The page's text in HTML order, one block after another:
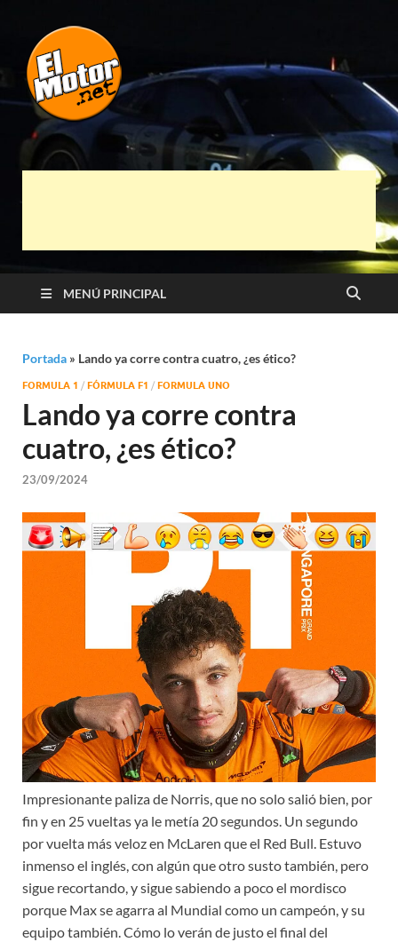
El Motor punto
Net
Automóviles
MENÚ PRINCIPAL
Portada » Lando ya corre contra cuatro, ¿es ético?
FORMULA 1 / FÓRMULA F1 / FORMULA UNO
Lando ya corre contra
cuatro, ¿es ético?
23/09/2024
Impresionante paliza de Norris, que no solo salió bien, por
fin y en 25 vueltas ya le metía 20 segundos. Un segundo
por vuelta más veloz en McLaren que el Red Bull. Estuvo
inmenso el inglés, con algún que otro susto también, pero
sigue recortando, y sigue sabiendo a poco el mordisco
porque Max se agarra al Mundial como un campeón, y su
equipo también. Cómo lo verán de justo el final del